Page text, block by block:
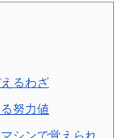
るわざ
努力値